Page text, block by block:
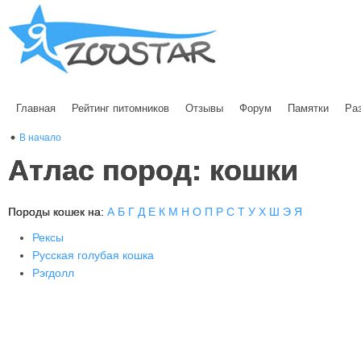
Главная Рейтинг питомников Отзывы Форум Памятки
В начало
Атлас пород: кошки
Породы кошек на: А Б Г Д Е К М Н О П Р С Т У Х Ш Э Я
Рексы
Русская голубая кошка
Рэгдолл